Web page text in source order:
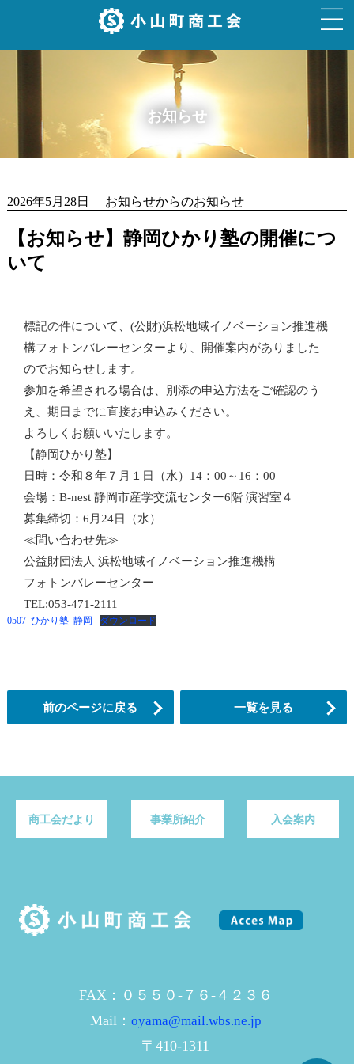
お知らせ
2026年5月28日 お知らせからのお知らせ
【お知らせ】静岡ひかり塾の開催につ
いて
標記の件について、(公財)浜松地域イノベーション推進機
構フォトンバレーセンターより、開催案内がありました
のでお知らせします。
参加を希望される場合は、別添の申込方法をご確認のう
え、期日までに直接お申込みください。
よろしくお願いいたします。
【静岡ひかり塾】
日時：令和８年７月１日（水）14：00～16：00
会場：B-nest 静岡市産学交流センター6階 演習室４
募集締切：6月24日（水）
≪問い合わせ先≫
公益財団法人 浜松地域イノベーション推進機構
フォトンバレーセンター
TEL:053-471-2111
0507_ひかり塾_静岡 ダウンロード
前のページに戻る 一覧を見る
商工会だより 事業所紹介 入会案内
FAX：０５５０-７６-４２３６
Mail： oyama@mail.wbs.ne.jp
〒410-1311